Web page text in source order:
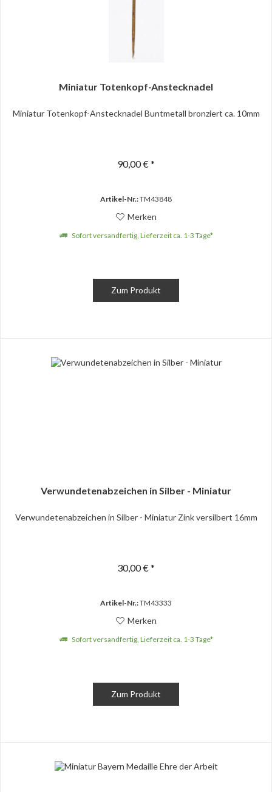
Miniatur Totenkopf-Anstecknadel
Miniatur Totenkopf-Anstecknadel Buntmetall bronziert ca. 10mm
90,00 € *
Artikel-Nr.:TM43848
Merken
Sofort versandfertig, Lieferzeit ca. 1-3 Tage*
Zum Produkt
Verwundetenabzeichen in Silber - Miniatur
Verwundetenabzeichen in Silber - Miniatur Zink versilbert 16mm
30,00 € *
Artikel-Nr.:TM43333
Merken
Sofort versandfertig, Lieferzeit ca. 1-3 Tage*
Zum Produkt